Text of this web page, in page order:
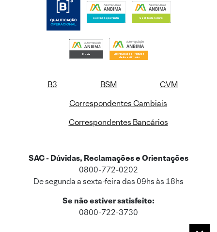
B3 BSM
CVM
Correspondentes Cambiais
Correspondentes Bancários
SAC - Dúvidas, Reclamações e Orientações
0800-772-0202
De segunda a sexta-feira das 09hs às 18hs
Se não estiver satisfeito:
0800-722-3730